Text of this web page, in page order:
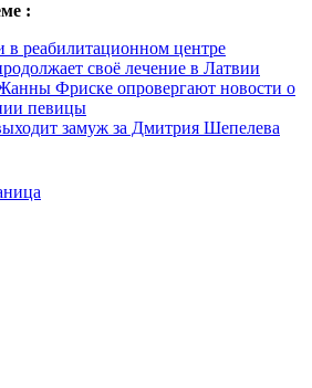
:
реабилитационном центре
своё лечение в Латвии
Фриске опровергают новости о
певицы
замуж за Дмитрия Шепелева